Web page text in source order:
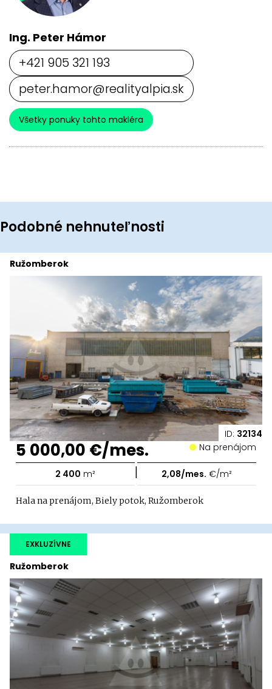
Ing. Peter Hámor
+421 905 321 193
peter.hamor@realityalpia.sk
Všetky ponuky tohto makléra
Podobné nehnuteľnosti
ID: 32134
Ružomberok
5 000,00 €/mes. Na prenájom
2 400 m² | 2,08/mes. €/m²
Hala na prenájom, Biely potok, Ružomberok
Ružomberok
EXKLUZÍVNE